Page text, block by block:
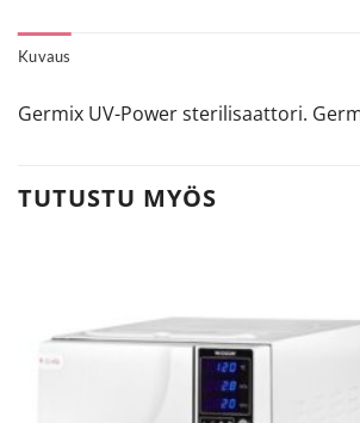
Kuvaus
Germix UV-Power sterilisaattori.
TUTUSTU MYÖS